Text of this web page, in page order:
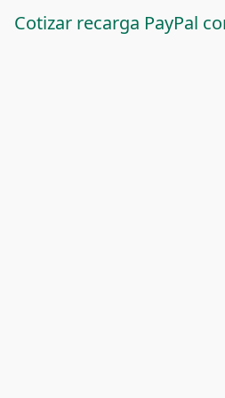
Cotizar recarga PayPal